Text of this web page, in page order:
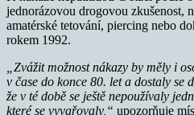
jednorázovou drogovou zkušenost,
amatérské tetování, piercing nebo
rokem 1992.
„Zvážit možnost nákazy by měly i
v čase do konce 80. let a dostaly se
že v té době se ještě nepoužívaly
které se vyvařovaly,“ upozorňuje